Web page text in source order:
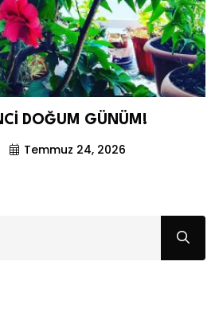
DOĞUM GÜNÜM!
Temmuz 24, 2026